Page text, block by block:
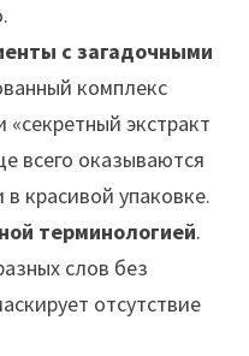
с загадочными
комплекс
экстракт
всего оказываются
красивой упаковке.
терминологией.
слов без
отсутствие